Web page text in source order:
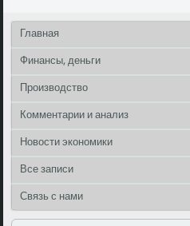
Главная
Финансы, деньги
Производство
Комментарии и анализ
Новости экономики
Все записи
Связь с нами